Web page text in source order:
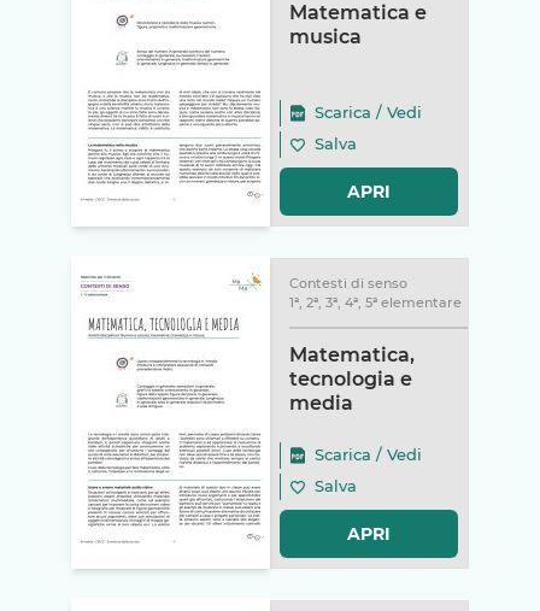
Matematica e
musica
Scarica / Vedi
Salva
APRI
Contesti di senso
1ª, 2ª, 3ª, 4ª, 5ª elementare
Matematica,
tecnologia e
media
Scarica / Vedi
Salva
APRI